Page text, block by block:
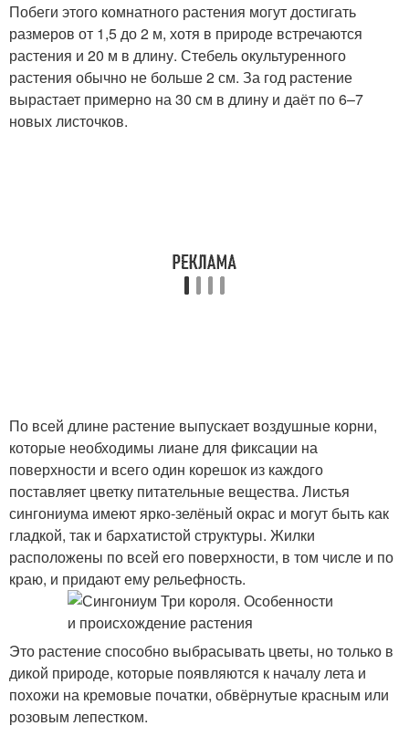
Побеги этого комнатного растения могут достигать
размеров от 1,5 до 2 м, хотя в природе встречаются
растения и 20 м в длину. Стебель окультуренного
растения обычно не больше 2 см. За год растение
вырастает примерно на 30 см в длину и даёт по 6–7
новых листочков.
По всей длине растение выпускает воздушные корни,
которые необходимы лиане для фиксации на
поверхности и всего один корешок из каждого
поставляет цветку питательные вещества. Листья
сингониума имеют ярко-зелёный окрас и могут быть как
гладкой, так и бархатистой структуры. Жилки
расположены по всей его поверхности, в том числе и по
краю, и придают ему рельефность.
Это растение способно выбрасывать цветы, но только в
дикой природе, которые появляются к началу лета и
похожи на кремовые початки, обвёрнутые красным или
розовым лепестком.